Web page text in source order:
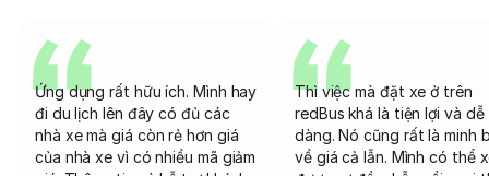
Ứng dụng rất hữu ích. Mình hay
đi du lịch lên đây có đủ các
nhà xe mà giá còn rẻ hơn giá
của nhà xe vì có nhiều mã giảm
Thì việc mà đặt xe ở trên
redBus khá là tiện lợi và dễ
dàng. Nó cũng rất là minh
về giá cả lẫn. Mình có thể